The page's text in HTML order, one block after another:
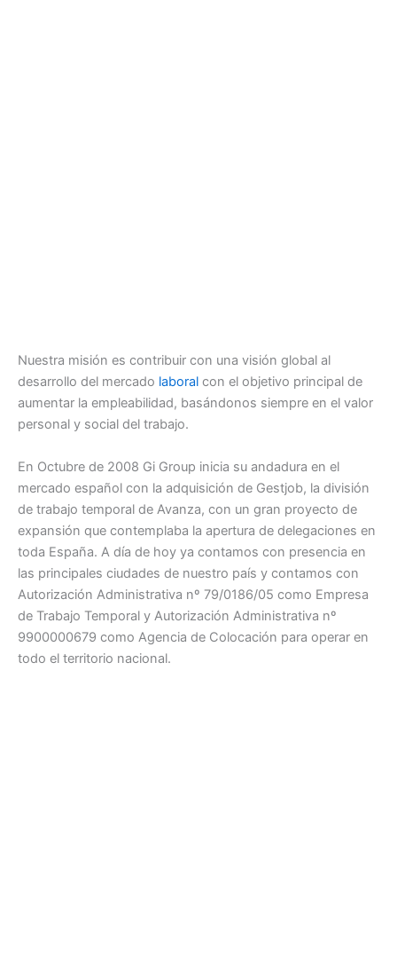
Nuestra misión es contribuir con una visión global al
desarrollo del mercado laboral con el objetivo principal de
aumentar la empleabilidad, basándonos siempre en el valor
personal y social del trabajo.
En Octubre de 2008 Gi Group inicia su andadura en el
mercado español con la adquisición de Gestjob, la división
de trabajo temporal de Avanza, con un gran proyecto de
expansión que contemplaba la apertura de delegaciones en
toda España. A día de hoy ya contamos con presencia en
las principales ciudades de nuestro país y contamos con
Autorización Administrativa nº 79/0186/05 como Empresa
de Trabajo Temporal y Autorización Administrativa nº
9900000679 como Agencia de Colocación para operar en
todo el territorio nacional.